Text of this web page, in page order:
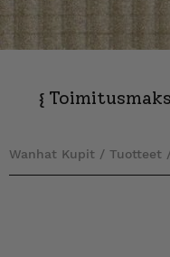
{
Wanhat Kupit / Tuotteet